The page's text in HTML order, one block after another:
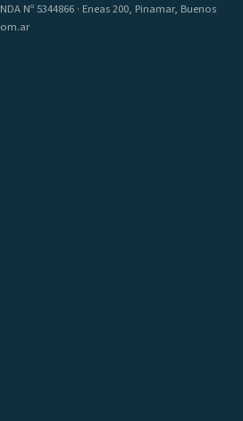
Nº 5344866 · Eneas 200, Pinamar, Buenos